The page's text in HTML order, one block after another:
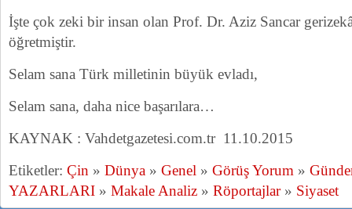
İşte çok zeki bir insan olan Prof. Dr. Aziz Sancar
öğretmiştir.
Selam sana Türk milletinin büyük evladı,
Selam sana, daha nice başarılara…
KAYNAK : Vahdetgazetesi.com.tr 11.10.2015
Etiketler: Çin » Dünya » Genel » Görüş Yorum »
YAZARLARI » Makale Analiz » Röportajlar» Siyaset